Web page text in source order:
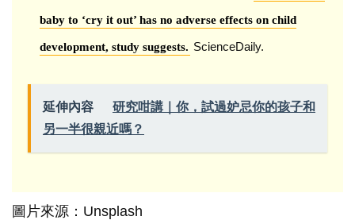
baby to ‘cry it out’ has no adverse effects on child
development, study suggests. ScienceDaily.
延伸內容
研究咁講｜你，試過妒忌你的孩子和
另一半很親近嗎？
圖片來源：Unsplash